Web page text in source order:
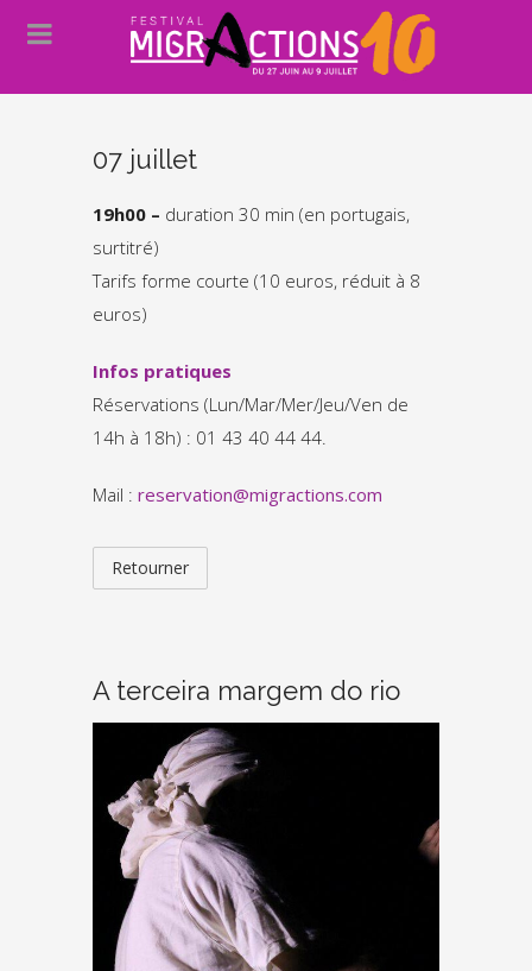
07 juillet
19h00 – duration 30 min (en portugais,
surtitré)
Tarifs forme courte (10 euros, réduit à 8
euros)
Infos pratiques
Réservations (Lun/Mar/Mer/Jeu/Ven de
14h à 18h) : 01 43 40 44 44.
Mail : reservation@migractions.com
Retourner
A terceira margem do rio